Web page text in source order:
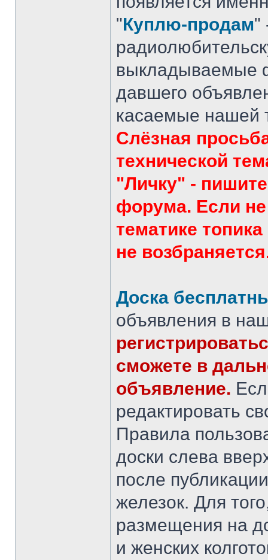
"Куплю-продам"
выкладываемые
давшего
касаемые нашей
Слёзная
технической
"Личку" -
форума. Если
тематике
не
Доска
объявления в
сможете в
объявление.
редактировать
Правила
доски слева
после
железок. Для
размещения на
и женских